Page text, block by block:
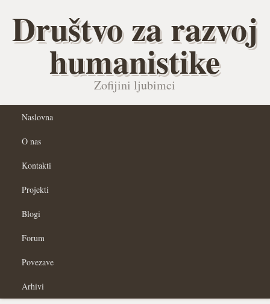
Društvo za razvoj
humanistike
Zofijini ljubimci
Naslovna
O nas
Kontakti
Projekti
Blogi
Forum
Povezave
Arhivi